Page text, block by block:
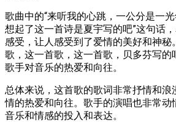
歌曲中的“来听我的心跳，一公分是一
想起了这一首诗是夏宇写的吧”这句话
感受，让人感受到了爱情的美好和神秘
歌，这一首歌，这一首歌，贝多芬写的
歌手对音乐的热爱和向往。
总体来说，这首歌的歌词非常抒情和浪
情的热爱和向往。歌手的演唱也非常动
音乐和情感的投入和表达。